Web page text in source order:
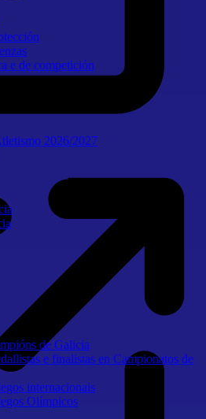
e de competición
de Galicia
e finalistas en Campionatos de
internacionais
Olímpicos
2026/2027